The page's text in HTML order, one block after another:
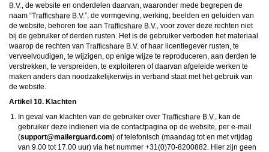
, de website en onderdelen daarvan, waaronder mede begrepen de
naam “
”, de vormgeving, werking, beelden en geluiden van
de website, behoren toe aan
, voor zover deze rechten niet
bij de gebruiker of derden rusten. Het is de gebruiker verboden het materiaal
waarop de rechten van
of haar licentiegever rusten, te
verveelvoudigen, te wijzigen, op enige wijze te reproduceren, aan derden te
verstrekken, te verspreiden, te exploiteren of daarvan afgeleide werken te
maken anders dan noodzakelijkerwijs in verband staat met het gebruik van
de website.
Artikel 10. Klachten
In geval van klachten van de gebruiker over
, kan de
gebruiker deze indienen via de contactpagina op de website, per e-mail
(moc.draugreliam@troppus) of telefonisch (maandag tot en met vrijdag
van 9.00 tot 17.00 uur) via het nummer +31(0)70-8200882. Hier zijn geen